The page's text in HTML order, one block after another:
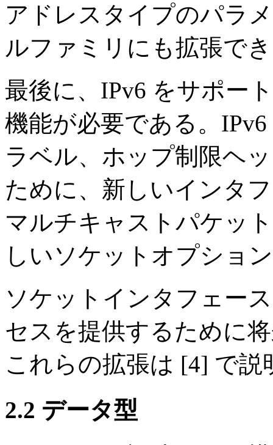
アドレスタイプのパラ
ルファミリにも拡張で
最後に、IPv6 をサポー
機能が必要である。
ラベル、ホップ制限ヘ
ために、新しいインタ
マルチキャストパケッ
しいソケットオプショ
ソケットインタフェー
セスを提供するために
これらの拡張は [4] で説
2.2 データ型